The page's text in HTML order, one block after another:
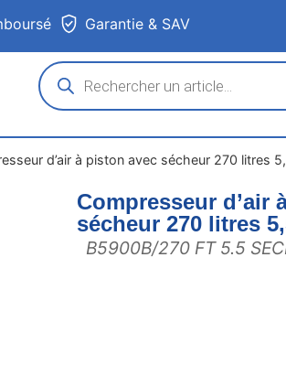
Garantie & SAV
d’air à piston avec sécheur 270 litres
Compresseur d’air
sécheur 270 litres
B5900B/270 FT 5.5